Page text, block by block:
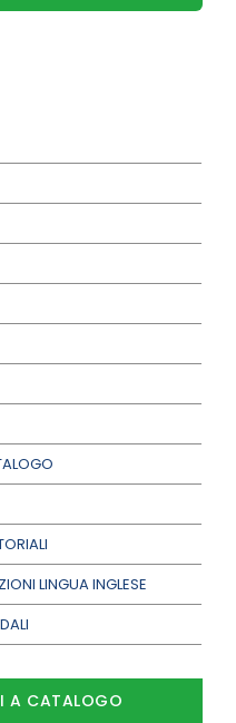
LINGUA INGLESE
A CATALOGO